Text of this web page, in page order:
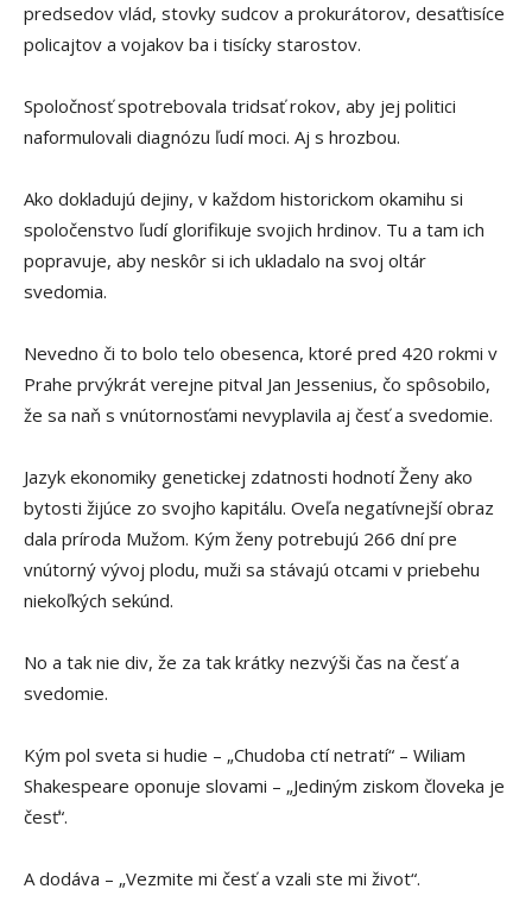
predsedov vlád, stovky sudcov a prokurátorov, desaťtisíce
policajtov a vojakov ba i tisícky starostov.
Spoločnosť spotrebovala tridsať rokov, aby jej politici
naformulovali diagnózu ľudí moci. Aj s hrozbou.
Ako dokladujú dejiny, v každom historickom okamihu si
spoločenstvo ľudí glorifikuje svojich hrdinov. Tu a tam ich
popravuje, aby neskôr si ich ukladalo na svoj oltár
svedomia.
Nevedno či to bolo telo obesenca, ktoré pred 420 rokmi v
Prahe prvýkrát verejne pitval Jan Jessenius, čo spôsobilo,
že sa naň s vnútornosťami nevyplavila aj česť a svedomie.
Jazyk ekonomiky genetickej zdatnosti hodnotí Ženy ako
bytosti žijúce zo svojho kapitálu. Oveľa negatívnejší obraz
dala príroda Mužom. Kým ženy potrebujú 266 dní pre
vnútorný vývoj plodu, muži sa stávajú otcami v priebehu
niekoľkých sekúnd.
No a tak nie div, že za tak krátky nezvýši čas na česť a
svedomie.
Kým pol sveta si hudie – „Chudoba ctí netratí“ – Wiliam
Shakespeare oponuje slovami – „Jediným ziskom človeka je
česť“.
A dodáva – „Vezmite mi česť a vzali ste mi život“.